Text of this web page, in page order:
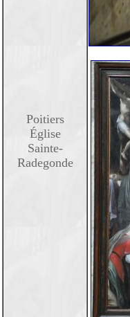
Poitiers
Église
Sainte-
Radegonde